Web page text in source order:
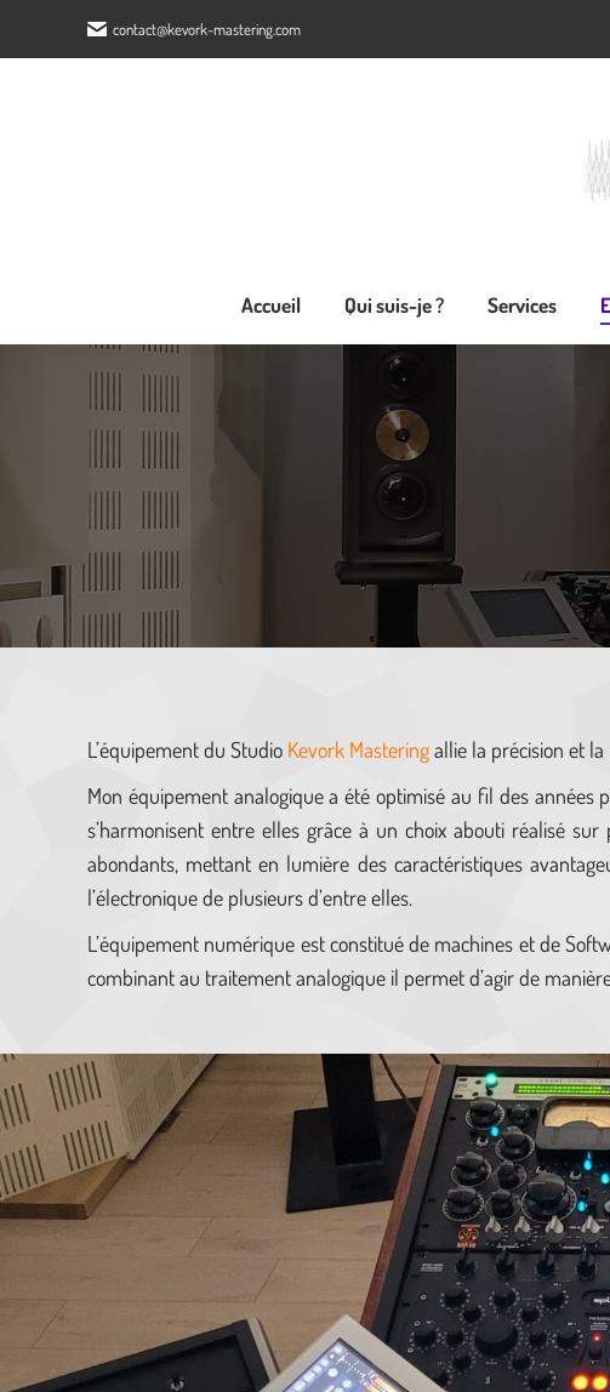
contact@kevork-mastering.com
Accueil Qui suis-je ? Services
L’équipement du Studio Kevork Masteringallie la précision et
Mon équipement analogique a été optimisé au fil des années
s’harmonisent entre elles grâce à un choix abouti réalisé
abondants, mettant en lumière des caractéristiques
l’électronique de plusieurs d’entre elles.
L’équipement numérique est constitué de machines et de
combinant au traitement analogique il permet d’agir de